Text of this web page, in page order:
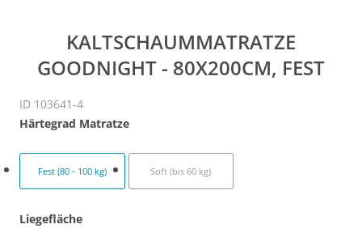
KALTSCHAUMMATRATZE
GOODNIGHT - 80X200CM, FEST
ID 103641-4
Härtegrad Matratze
Fest (80 - 100 kg) Soft (bis 60 kg)
Liegefläche